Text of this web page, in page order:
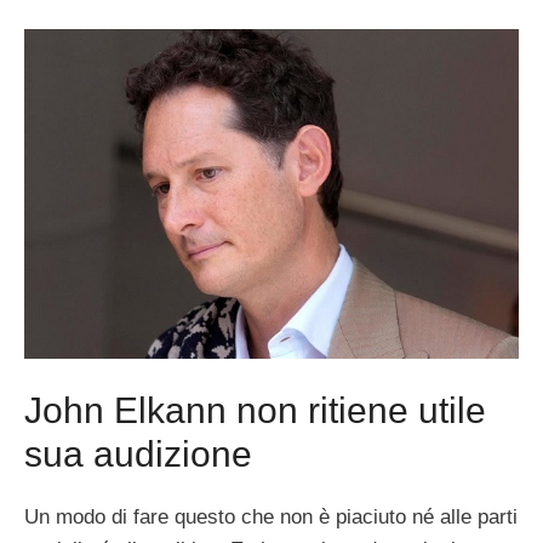
John Elkann non ritiene utile
sua audizione
Un modo di fare questo che non è piaciuto né alle parti